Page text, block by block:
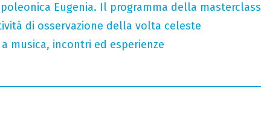
Eugenia. Il programma della masterclass
di osservazione della volta celeste
musica, incontri ed esperienze